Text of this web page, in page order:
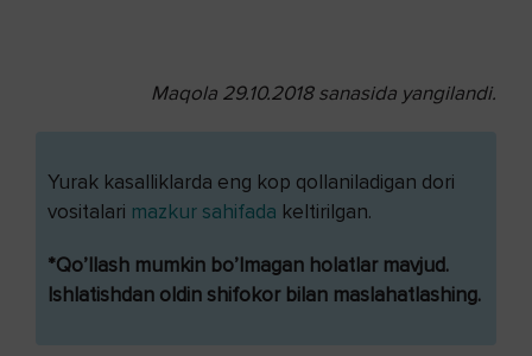
Maqola 29.10.2018 sanasida yangilandi.
Yurak kasalliklarda eng kop qollaniladigan dori
vositalari mazkur sahifada keltirilgan.
*Qo’llash mumkin bo’lmagan holatlar mavjud.
Ishlatishdan oldin shifokor bilan maslahatlashing.